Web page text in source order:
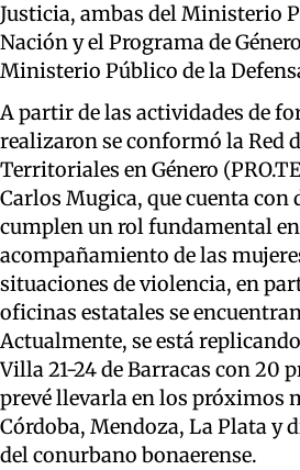
Justicia, ambas del Ministerio
Nación y el Programa de
Ministerio Público de la
A partir de las actividades de
realizaron se conformó la Red
Territoriales en Género
Carlos Mugica, que cuenta con
cumplen un rol fundamental
acompañamiento de las
situaciones de violencia, en
oficinas estatales se
Actualmente, se está
Villa 21-24 de Barracas con 20
prevé llevarla en los próximos
Córdoba, Mendoza, La Plata y
del conurbano bonaerense.